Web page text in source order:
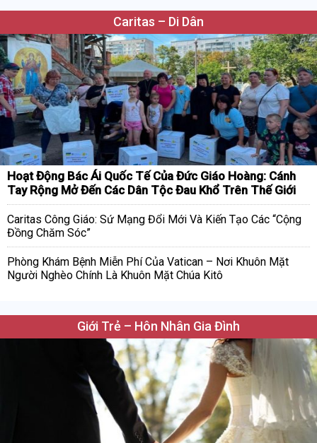
Caritas – Di Dân
Hoạt Động Bác Ái Quốc Tế Của Đức Giáo Hoàng: Cánh
Tay Rộng Mở Đến Các Dân Tộc Đau Khổ Trên Thế Giới
Caritas Công Giáo: Sứ Mạng Đổi Mới Và Kiến Tạo Các “Cộng
Đồng Chăm Sóc”
Phòng Khám Bệnh Miễn Phí Của Vatican – Nơi Khuôn Mặt
Người Nghèo Chính Là Khuôn Mặt Chúa Kitô
Giới Trẻ – Hôn Nhân Gia Đình